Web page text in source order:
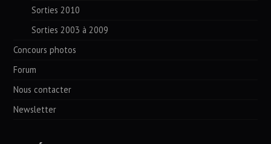
Sorties 2010
Sorties 2003 à 2009
Concours photos
Forum
Nous contacter
Newsletter